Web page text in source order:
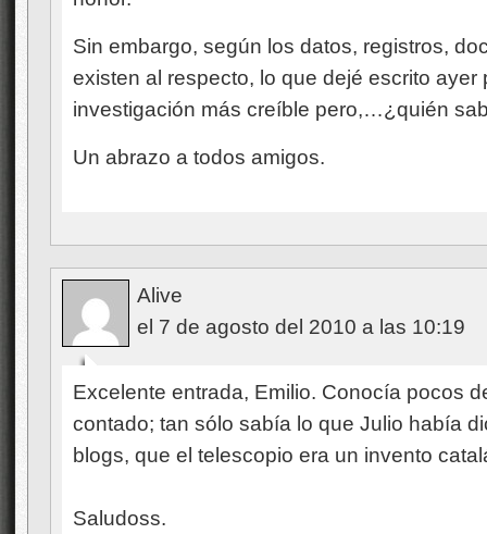
Sin embargo, según los datos, registros,
existen al respecto, lo que dejé escrito
investigación más creíble pero,…¿quién
Un abrazo a todos amigos.
Alive
el 7 de agosto del 2010 a las 10:19
Excelente entrada, Emilio. Conocía pocos
contado; tan sólo sabía lo que Julio había
blogs, que el telescopio era un invento
Saludoss.